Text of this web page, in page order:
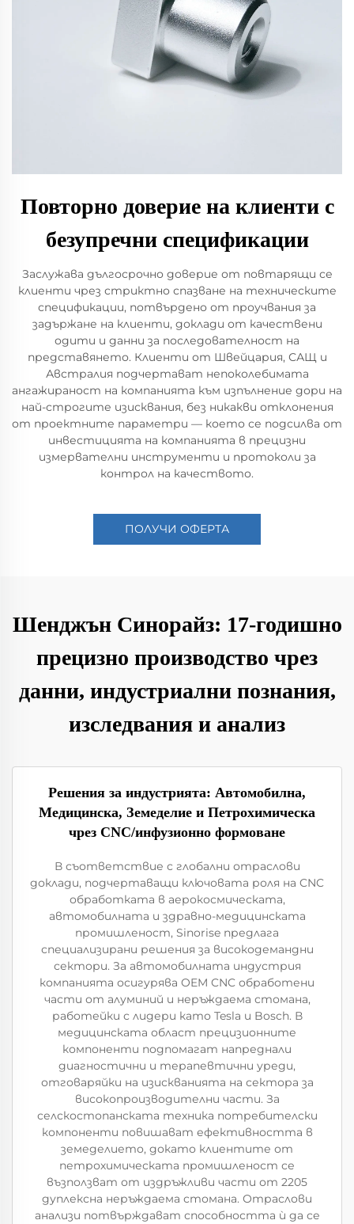
Повторно доверие на клиенти с
безупречни спецификации
Заслужава дългосрочно доверие от повтарящи се
клиенти чрез стриктно спазване на техническите
спецификации, потвърдено от проучвания за
задържане на клиенти, доклади от качествени
одити и данни за последователност на
представянето. Клиенти от Швейцария, САЩ и
Австралия подчертават непоколебимата
ангажираност на компанията към изпълнение дори на
най-строгите изисквания, без никакви отклонения
от проектните параметри — което се подсилва от
инвестицията на компанията в прецизни
измервателни инструменти и протоколи за
контрол на качеството.
ПОЛУЧИ ОФЕРТА
Шенджън Синорайз: 17-годишно
прецизно производство чрез
данни, индустриални познания,
изследвания и анализ
Решения за индустрията: Автомобилна,
Медицинска, Земеделие и Петрохимическа
чрез CNC/инфузионно формоване
В съответствие с глобални отраслови
доклади, подчертаващи ключовата роля на CNC
обработката в аерокосмическата,
автомобилната и здравно-медицинската
промишленост, Sinorise предлага
специализирани решения за високодемандни
сектори. За автомобилната индустрия
компанията осигурява OEM CNC обработени
части от алуминий и неръждаема стомана,
работейки с лидери като Tesla и Bosch. В
медицинската област прецизионните
компоненти подпомагат напреднали
диагностични и терапевтични уреди,
отговаряйки на изискванията на сектора за
високопроизводителни части. За
селскостопанската техника потребителски
компоненти повишават ефективността в
земеделието, докато клиентите от
петрохимическата промишленост се
възползват от издръжливи части от 2205
дуплексна неръждаема стомана. Отраслови
анализи потвърждават способността ѝ да се